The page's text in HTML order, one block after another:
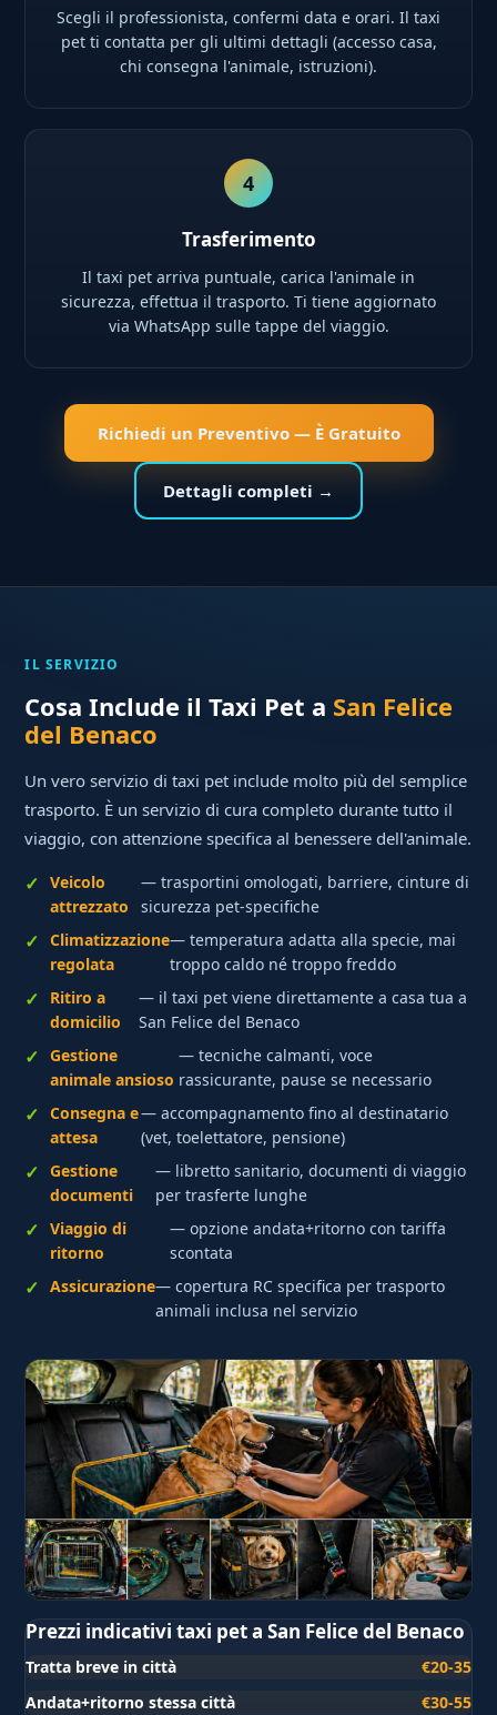
Scegli il professionista, confermi data e orari. Il taxi
pet ti contatta per gli ultimi dettagli (accesso casa,
chi consegna l'animale, istruzioni).
4
Trasferimento
Il taxi pet arriva puntuale, carica l'animale in
sicurezza, effettua il trasporto. Ti tiene aggiornato
via WhatsApp sulle tappe del viaggio.
Richiedi un Preventivo — È Gratuito
Dettagli completi →
IL SERVIZIO
Cosa Include il Taxi Pet a San Felice
del Benaco
Un vero servizio di taxi pet include molto più del semplice
trasporto. È un servizio di cura completo durante tutto il
viaggio, con attenzione specifica al benessere dell'animale.
Veicolo
attrezzato
— trasportini omologati, barriere, cinture di
sicurezza pet-specifiche
Climatizzazione
regolata
— temperatura adatta alla specie, mai
troppo caldo né troppo freddo
Ritiro a
domicilio
— il taxi pet viene direttamente a casa tua a
San Felice del Benaco
Gestione
animale ansioso
— tecniche calmanti, voce
rassicurante, pause se necessario
Consegna e
attesa
— accompagnamento fino al destinatario
(vet, toelettatore, pensione)
Gestione
documenti
— libretto sanitario, documenti di viaggio
per trasferte lunghe
Viaggio di
ritorno
— opzione andata+ritorno con tariffa
scontata
Assicurazione— copertura RC specifica per trasporto
animali inclusa nel servizio
Prezzi indicativi taxi pet a San Felice del Benaco
Tratta breve in città
€20-35
Andata+ritorno stessa città
€30-55